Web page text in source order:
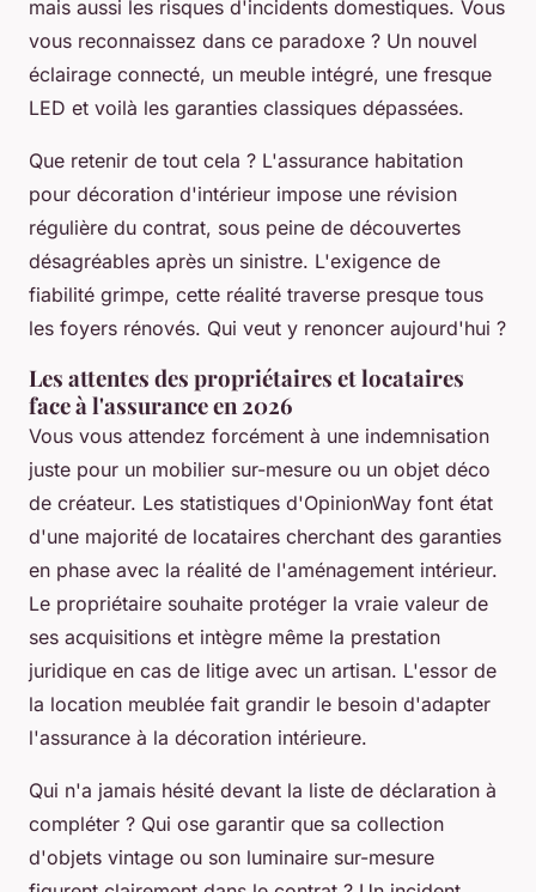
mais aussi les risques d'incidents domestiques. Vous
vous reconnaissez dans ce paradoxe ? Un nouvel
éclairage connecté, un meuble intégré, une fresque
LED et voilà les garanties classiques dépassées.
Que retenir de tout cela ? L'assurance habitation
pour décoration d'intérieur impose une révision
régulière du contrat, sous peine de découvertes
désagréables après un sinistre. L'exigence de
fiabilité grimpe, cette réalité traverse presque tous
les foyers rénovés. Qui veut y renoncer aujourd'hui ?
Les attentes des propriétaires et locataires
face à l'assurance en 2026
Vous vous attendez forcément à une indemnisation
juste pour un mobilier sur-mesure ou un objet déco
de créateur. Les statistiques d'OpinionWay font état
d'une majorité de locataires cherchant des garanties
en phase avec la réalité de l'aménagement intérieur.
Le propriétaire souhaite protéger la vraie valeur de
ses acquisitions et intègre même la prestation
juridique en cas de litige avec un artisan. L'essor de
la location meublée fait grandir le besoin d'adapter
l'assurance à la décoration intérieure.
Qui n'a jamais hésité devant la liste de déclaration à
compléter ? Qui ose garantir que sa collection
d'objets vintage ou son luminaire sur-mesure